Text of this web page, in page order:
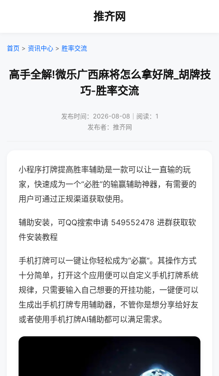
推齐网
首页 > 资讯中心 > 胜率交流
高手全解!微乐广西麻将怎么拿好牌_胡牌技
巧-胜率交流
发布时间：2026-08-08｜阅读：1
发布者：推齐网
小程序打牌提高胜率辅助是一款可以让一直输的玩
家，快速成为一个“必胜”的输赢辅助神器，有需要的
用户可通过正规渠道获取使用。
辅助安装，可QQ搜索申请 549552478 进群获取软
件安装教程
手机打牌可以一键让你轻松成为“必赢”。其操作方式
十分简单，打开这个应用便可以自定义手机打牌系统
规律，只需要输入自己想要的开挂功能，一键便可以
生成出手机打牌专用辅助器，不管你是想分享给好友
或者使用手机打牌AI辅助都可以满足需求。